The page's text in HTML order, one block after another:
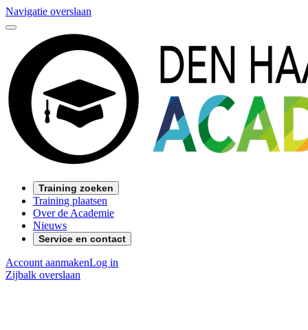
Navigatie overslaan
Training zoeken
Training plaatsen
Over de Academie
Nieuws
Service en contact
Account aanmakenLog in
Zijbalk overslaan